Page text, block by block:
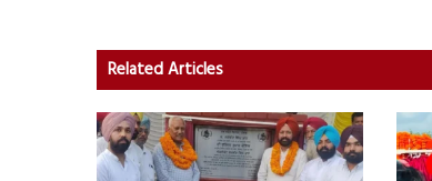
Related Articles